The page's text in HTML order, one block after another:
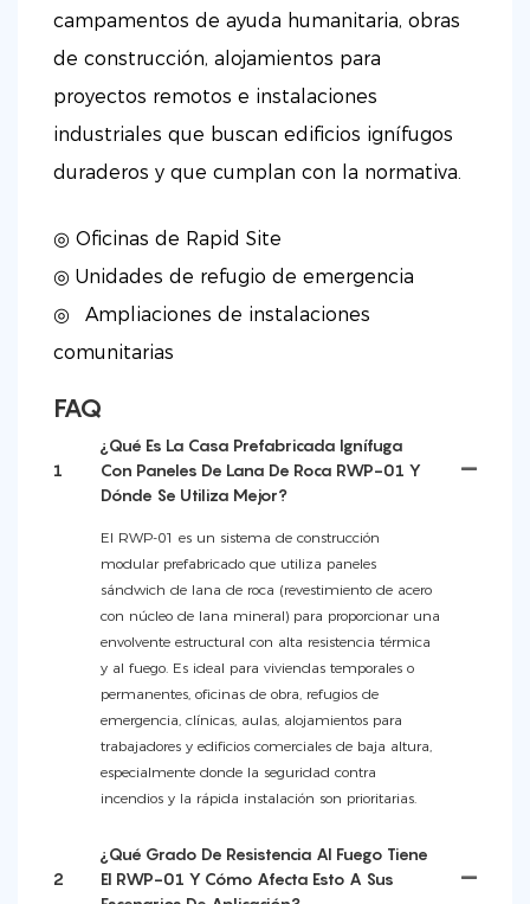
campamentos de ayuda humanitaria, obras
de construcción, alojamientos para
proyectos remotos e instalaciones
industriales que buscan edificios ignífugos
duraderos y que cumplan con la normativa.
◎ Oficinas de Rapid Site
◎ Unidades de refugio de emergencia
◎
Ampliaciones de instalaciones
comunitarias
FAQ
1
¿Qué Es La Casa Prefabricada Ignífuga
Con Paneles De Lana De Roca RWP-01 Y
Dónde Se Utiliza Mejor?
El RWP-01 es un sistema de construcción
modular prefabricado que utiliza paneles
sándwich de lana de roca (revestimiento de acero
con núcleo de lana mineral) para proporcionar una
envolvente estructural con alta resistencia térmica
y al fuego. Es ideal para viviendas temporales o
permanentes, oficinas de obra, refugios de
emergencia, clínicas, aulas, alojamientos para
trabajadores y edificios comerciales de baja altura,
especialmente donde la seguridad contra
incendios y la rápida instalación son prioritarias.
2
¿Qué Grado De Resistencia Al Fuego Tiene
El RWP-01 Y Cómo Afecta Esto A Sus